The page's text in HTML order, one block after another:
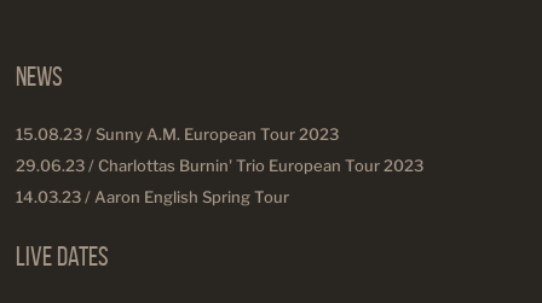
News
15.08.23 / Sunny A.M. European Tour 2023
29.06.23 / Charlottas Burnin' Trio European Tour 2023
14.03.23 / Aaron English Spring Tour
Live Dates